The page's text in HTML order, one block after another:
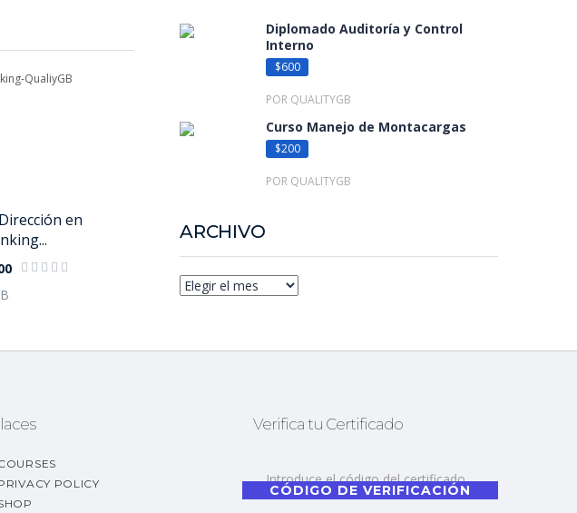
en
Diplomado Auditoría y Control
Interno
$600
POR QUALITYGB
Curso Manejo de Montacargas
$200
POR QUALITYGB
ARCHIVO
POLICY
Verifica tu Certificado
CÓDIGO DE VERIFICACIÓN